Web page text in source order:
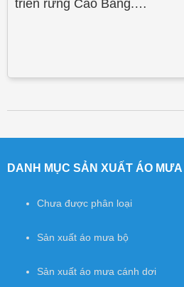
DANH MỤC SẢN XUẤT ÁO MƯA
Chưa được phân loại
Sản xuất áo mưa bộ
Sản xuất áo mưa cánh dơi
triển rừng Cao Bằng.…
Post navigation